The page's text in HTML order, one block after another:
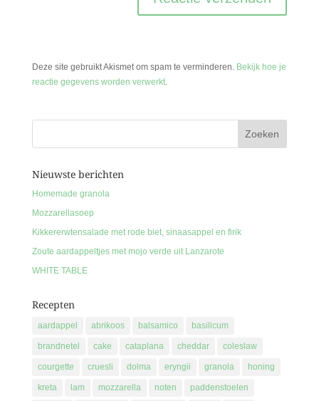
Deze site gebruikt Akismet om spam te verminderen. Bekijk hoe je
reactie gegevens worden verwerkt.
Nieuwste berichten
Homemade granola
Mozzarellasoep
Kikkererwtensalade met rode biet, sinaasappel en firik
Zoute aardappeltjes met mojo verde uit Lanzarote
WHITE TABLE
Recepten
aardappel abrikoos balsamico basilicum
brandnetel cake cataplana cheddar coleslaw
courgette cruesli dolma eryngii granola honing
kreta lam mozzarella noten paddenstoelen